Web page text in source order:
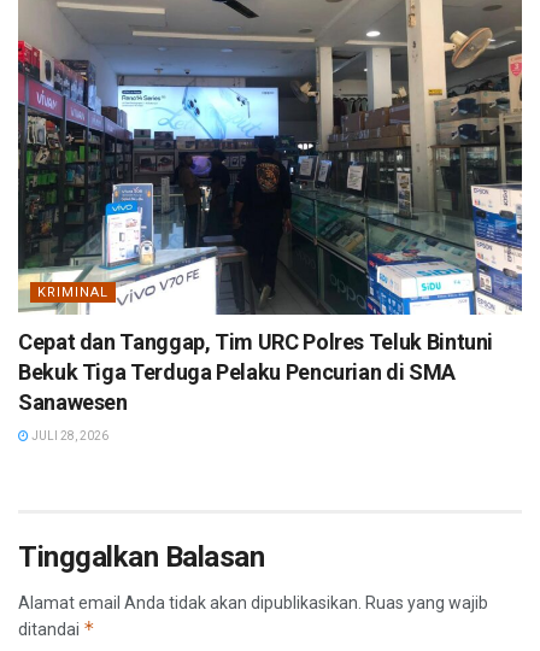
KRIMINAL
Cepat dan Tanggap, Tim URC Polres Teluk Bintuni
Bekuk Tiga Terduga Pelaku Pencurian di SMA
Sanawesen
JULI 28, 2026
Tinggalkan Balasan
Alamat email Anda tidak akan dipublikasikan. Ruas yang wajib
ditandai *